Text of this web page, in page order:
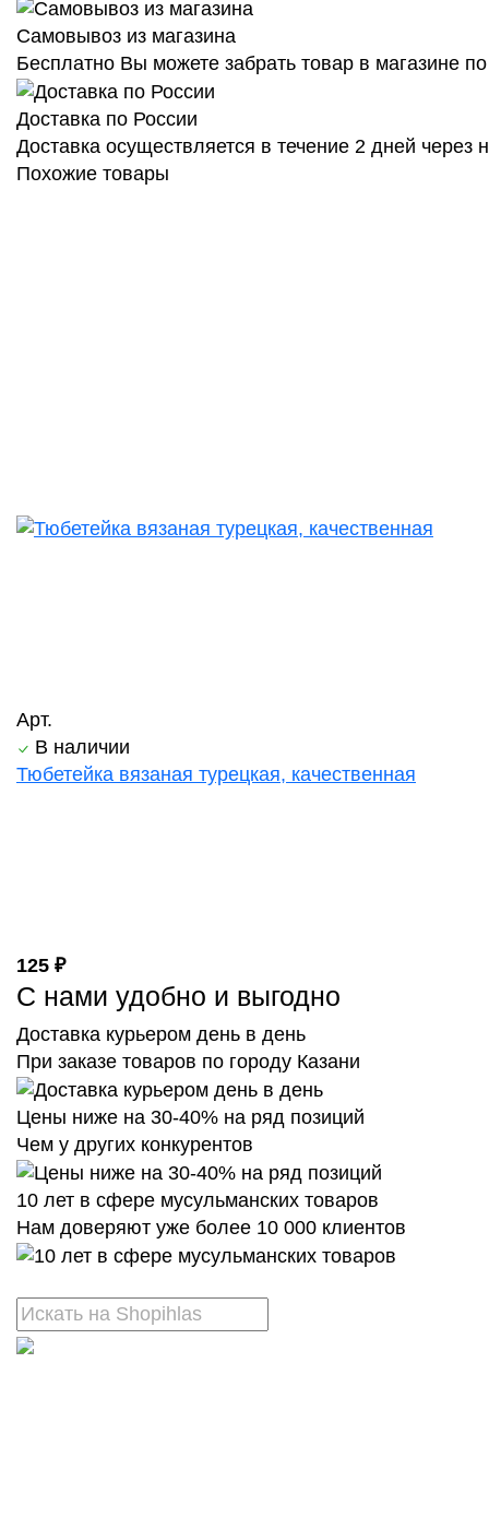
Самовывоз из магазина
Бесплатно Вы можете забрать товар в магазине
Доставка по России
Доставка осуществляется в течение 2 дней
Похожие товары
Арт.
В наличии
Тюбетейка вязаная турецкая, качественная
125 ₽
С нами удобно и выгодно
Доставка курьером день в день
При заказе товаров по городу Казани
Цены ниже на 30-40% на ряд позиций
Чем у других конкурентов
10 лет в сфере мусульманских товаров
Нам доверяют уже более 10 000 клиентов